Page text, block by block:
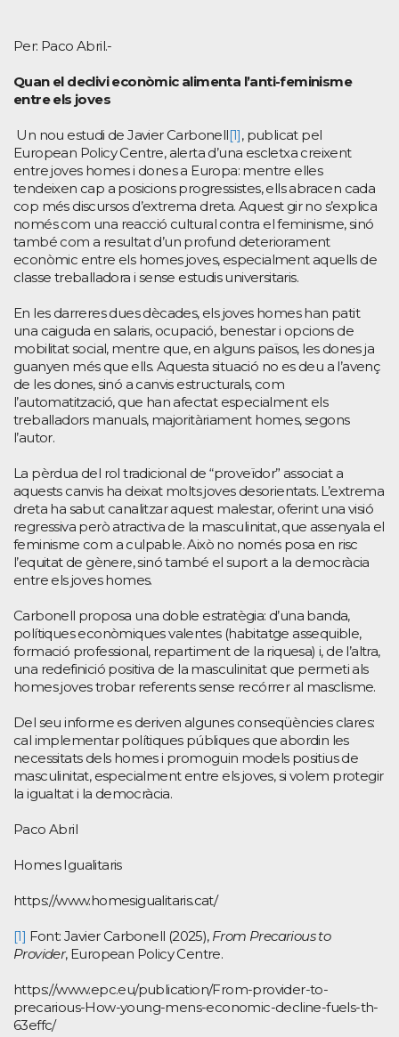
Per: Paco Abril.-
Quan el declivi econòmic alimenta l’anti-feminisme
entre els joves
Un nou estudi de Javier Carbonell[1], publicat pel
European Policy Centre, alerta d’una escletxa creixent
entre joves homes i dones a Europa: mentre elles
tendeixen cap a posicions progressistes, ells abracen cada
cop més discursos d’extrema dreta. Aquest gir no s’explica
només com una reacció cultural contra el feminisme, sinó
també com a resultat d’un profund deteriorament
econòmic entre els homes joves, especialment aquells de
classe treballadora i sense estudis universitaris.
En les darreres dues dècades, els joves homes han patit
una caiguda en salaris, ocupació, benestar i opcions de
mobilitat social, mentre que, en alguns països, les dones ja
guanyen més que ells. Aquesta situació no es deu a l’avenç
de les dones, sinó a canvis estructurals, com
l’automatització, que han afectat especialment els
treballadors manuals, majoritàriament homes, segons
l’autor.
La pèrdua del rol tradicional de “proveïdor” associat a
aquests canvis ha deixat molts joves desorientats. L’extrema
dreta ha sabut canalitzar aquest malestar, oferint una visió
regressiva però atractiva de la masculinitat, que assenyala el
feminisme com a culpable. Això no només posa en risc
l’equitat de gènere, sinó també el suport a la democràcia
entre els joves homes.
Carbonell proposa una doble estratègia: d’una banda,
polítiques econòmiques valentes (habitatge assequible,
formació professional, repartiment de la riquesa) i, de l’altra,
una redefinició positiva de la masculinitat que permeti als
homes joves trobar referents sense recórrer al masclisme.
Del seu informe es deriven algunes conseqüències clares:
cal implementar polítiques públiques que abordin les
necessitats dels homes i promoguin models positius de
masculinitat, especialment entre els joves, si volem protegir
la igualtat i la democràcia.
Paco Abril
Homes Igualitaris
https://www.homesigualitaris.cat/
[1] Font: Javier Carbonell (2025), From Precarious to
Provider, European Policy Centre.
https://www.epc.eu/publication/From-provider-to-
precarious-How-young-mens-economic-decline-fuels-th-
63effc/